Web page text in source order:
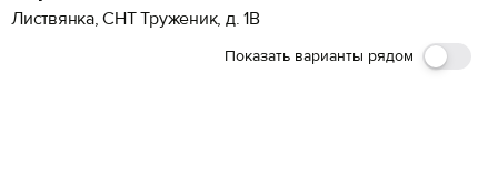
Листвянка, СНТ Труженик, д. 1В
Показать варианты рядом